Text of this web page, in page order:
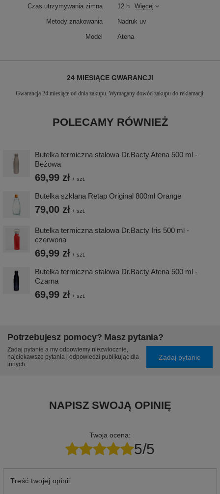
Czas utrzymywania zimna 12 h Więcej
Metody znakowania Nadruk uv
Model Atena
24 MIESIĄCE GWARANCJI
Gwarancja 24 miesiące od dnia zakupu. Wymagany dowód zakupu do reklamacji.
POLECAMY RÓWNIEŻ
Butelka termiczna stalowa Dr.Bacty Atena 500 ml -
Beżowa
69,99 zł / szt.
Butelka szklana Retap Original 800ml Orange
79,00 zł / szt.
Butelka termiczna stalowa Dr.Bacty Iris 500 ml -
czerwona
69,99 zł / szt.
Butelka termiczna stalowa Dr.Bacty Atena 500 ml -
Czarna
69,99 zł / szt.
Potrzebujesz pomocy? Masz pytania?
Zadaj pytanie a my odpowiemy niezwłocznie,
najciekawsze pytania i odpowiedzi publikując dla
innych.
Zadaj pytanie
NAPISZ SWOJĄ OPINIĘ
Twoja ocena:
5/5
Treść twojej opinii